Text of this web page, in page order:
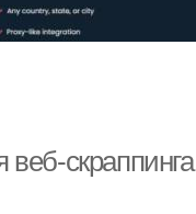
скраппинга